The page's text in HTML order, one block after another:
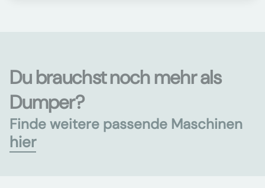
Du brauchst noch mehr als
Dumper?
Finde weitere passende Maschinen
hier